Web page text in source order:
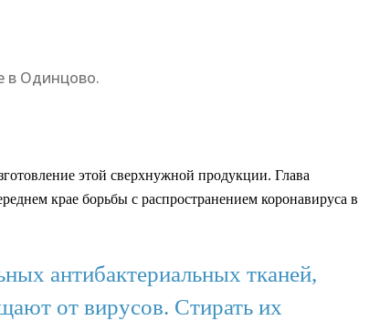
в Одинцово.
этой сверхнужной продукции. Глава
крае борьбы с распространением коронавируса в
антибактериальных тканей,
от вирусов. Стирать их